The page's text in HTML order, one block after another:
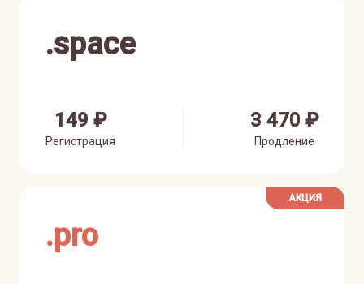
.space
149 ₽
Регистрация
3 470 ₽
Продление
АКЦИЯ
.pro